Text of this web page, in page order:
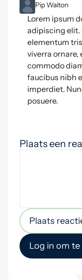
ML Pip Waiton
Lorem ipsum
adipiscing elit.
elementum
viverra ornare,
commodo
faucibus nibh
imperdiet.
posuere.
Plaats een
Plaats
Log in om